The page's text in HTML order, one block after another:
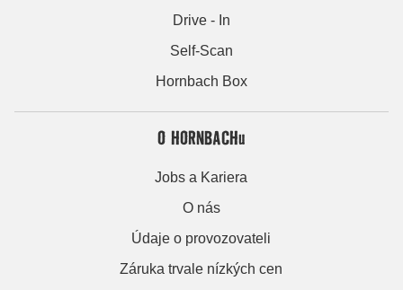
Drive - In
Self-Scan
Hornbach Box
O HORNBACHu
Jobs a Kariera
O nás
Údaje o provozovateli
Záruka trvale nízkých cen